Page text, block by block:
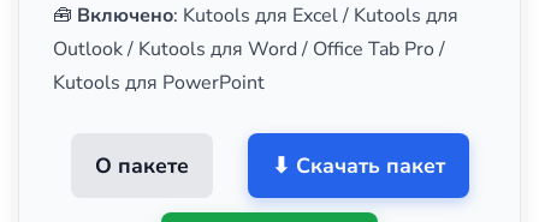
🧰 Включено: Kutools для Excel / Kutools для
Outlook / Kutools для Word / Office Tab Pro /
Kutools для PowerPoint
О пакете ⬇ Скачать пакет